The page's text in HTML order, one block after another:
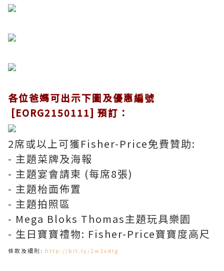
各位爸媽可出示下圖及優惠編號
[EORG2150111] 預訂：
2席或以上可獲Fisher-Price免費贊助:
- 主題菜牌及海報
- 主題宴會請柬 (每席8張)
- 主題枱面佈置
- 主題拍照區
- Mega Bloks Thomas主題玩具樂園
- 生日寶寶禮物: Fisher-Price寶寶度高尺
條款及細則: http://bit.ly/2w3xdlg